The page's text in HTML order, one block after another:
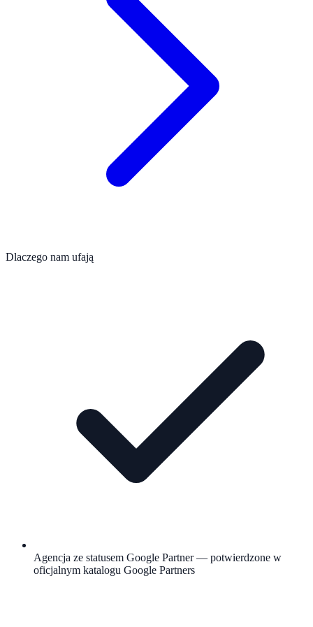
Dlaczego nam ufają
Agencja ze statusem Google Partner — potwierdzone w
oficjalnym katalogu Google Partners